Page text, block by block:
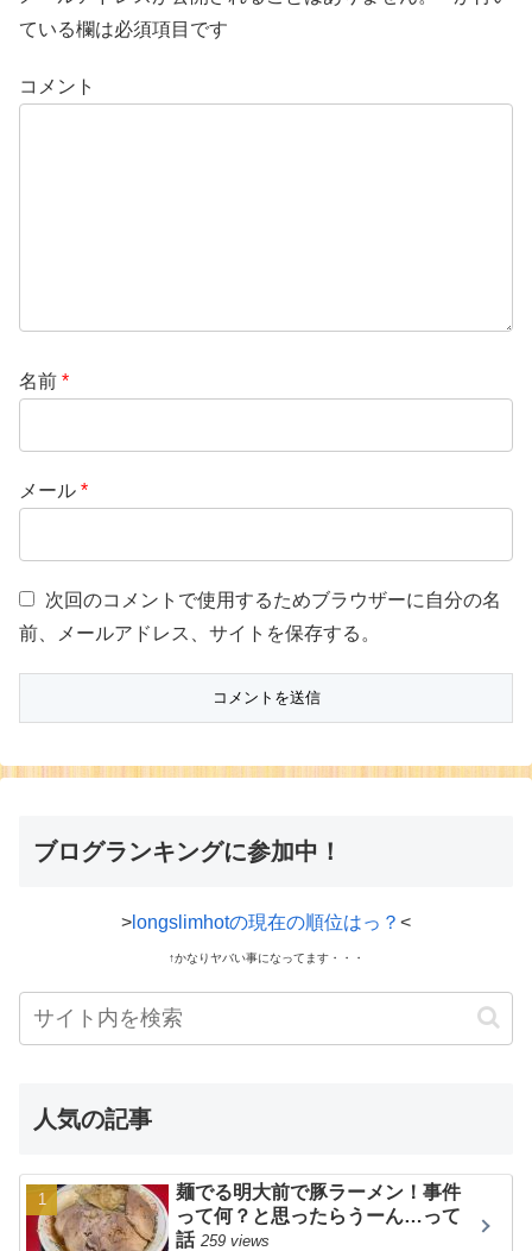
ている欄は必須項目です
コメント
名前 *
メール *
次回のコメントで使用するためブラウザーに自分の名
前、メールアドレス、サイトを保存する。
ブログランキングに参加中！
> longslimhotの現在の順位はっ？ <
↑かなりヤバい事になってます・・・
人気の記事
麺でる明大前で豚ラーメン！事件
って何？と思ったらうーん…って
話 259 views